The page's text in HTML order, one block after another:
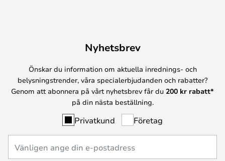
Nyhetsbrev
Önskar du information om aktuella inrednings- och
belysningstrender, våra specialerbjudanden och rabatter?
Genom att abonnera på vårt nyhetsbrev får du 200 kr rabatt*
på din nästa beställning.
Privatkund Företag